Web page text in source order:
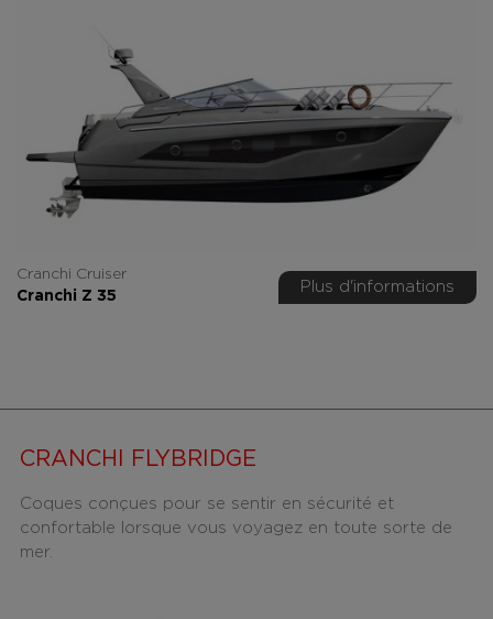
Cranchi Cruiser
Cranchi Z 35
Plus d'informations
CRANCHI FLYBRIDGE
Coques conçues pour se sentir en sécurité et
confortable lorsque vous voyagez en toute sorte de
mer.